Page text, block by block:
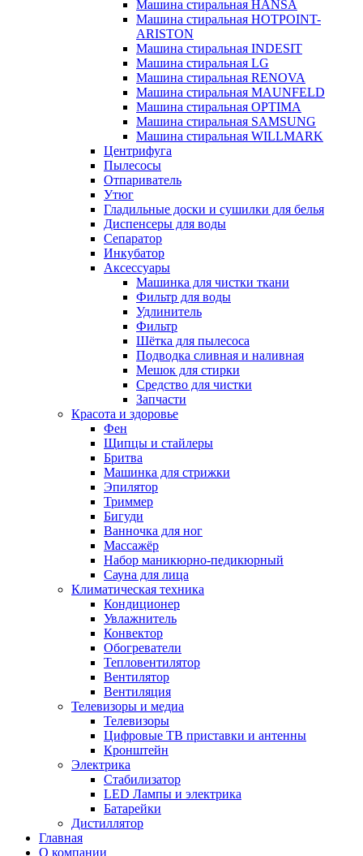
Машина стиральная HANSA
Машина стиральная HOTPOINT-
ARISTON
Машина стиральная INDESIT
Машина стиральная LG
Машина стиральная RENOVA
Машина стиральная MAUNFELD
Машина стиральная OPTIMA
Машина стиральная SAMSUNG
Машина стиральная WILLMARK
Центрифуга
Пылесосы
Отпариватель
Утюг
Гладильные доски и сушилки для белья
Диспенсеры для воды
Сепаратор
Инкубатор
Аксессуары
Машинка для чистки ткани
Фильтр для воды
Удлинитель
Фильтр
Шётка для пылесоса
Подводка сливная и наливная
Мешок для стирки
Средство для чистки
Запчасти
Красота и здоровье
Фен
Щипцы и стайлеры
Бритва
Машинка для стрижки
Эпилятор
Триммер
Бигуди
Ванночка для ног
Массажёр
Набор маникюрно-педикюрный
Сауна для лица
Климатическая техника
Кондиционер
Увлажнитель
Конвектор
Обогреватели
Тепловентилятор
Вентилятор
Вентиляция
Телевизоры и медиа
Телевизоры
Цифровые ТВ приставки и антенны
Кронштейн
Электрика
Стабилизатор
LED Лампы и электрика
Батарейки
Дистиллятор
Главная
О компании